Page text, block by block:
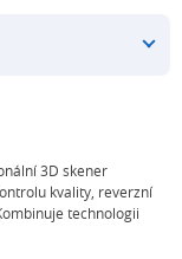
3D skener
kvality, reverzní
technologii